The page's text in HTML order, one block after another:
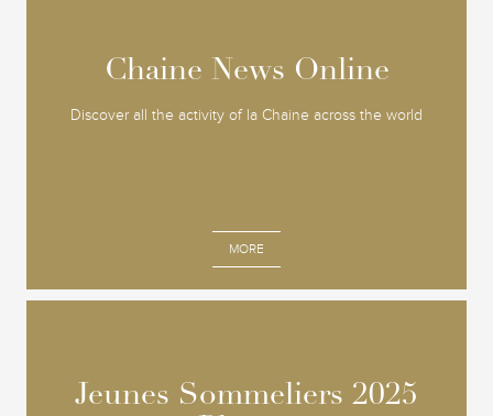
Chaine News Online
Discover all the activity of la Chaine across the world
MORE
Chaine News Online
Jeunes Sommeliers 2025
Jeunes Sommeliers 2025